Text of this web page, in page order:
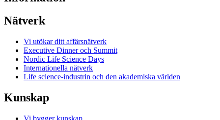
Nätverk
Vi utökar ditt affärsnätverk
Executive Dinner och Summit
Nordic Life Science Days
Internationella nätverk
Life science-industrin och den akademiska världen
Kunskap
Vi bygger kunskap